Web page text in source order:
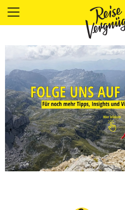
LÄNDER
UNTERKÜNFTE
FOOD
PLANUNG
OUTDOOR